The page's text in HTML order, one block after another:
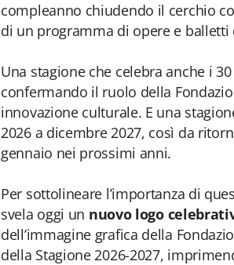
compleanno chiudendo il cerchio
di un programma di opere e
Una stagione che celebra anche i
confermando il ruolo della
innovazione culturale. E una
2026 a dicembre 2027, così da
gennaio nei prossimi anni.
Per sottolineare l’importanza di
svela oggi un nuovo logo
dell’immagine grafica della
della Stagione 2026-2027,